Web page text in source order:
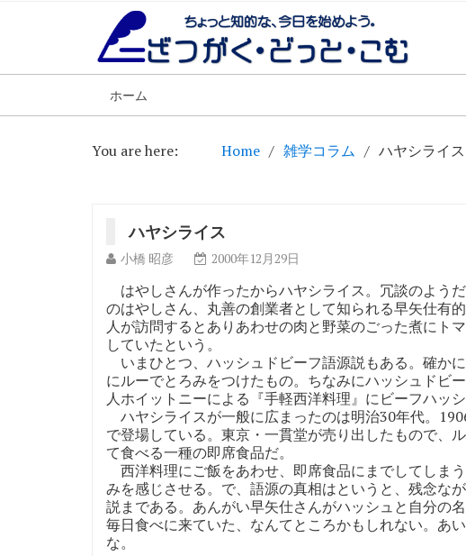
ホーム
You are here: Home 雑学コラム ハヤシライス
ハヤシライス
小橋 昭彦 2000年12月29日
はやしさんが作ったからハヤシライス。冗談のよう
のはやしさん、丸善の創業者として知られる早矢仕有
人が訪問するとありあわせの肉と野菜のごった煮にト
していたという。
いまひとつ、ハッシュドビーフ語源説もある。確か
にルーでとろみをつけたもの。ちなみにハッシュドビ
人ホイットニーによる『手軽西洋料理』にビーフハッ
ハヤシライスが一般に広まったのは明治30年代。
で登場している。東京・一貫堂が売り出したもので、
て食べる一種の即席食品だ。
西洋料理にご飯をあわせ、即席食品にまでしてしま
みを感じさせる。で、語源の真相はというと、残念な
説まである。あんがい早矢仕さんがハッシュと自分の
毎日食べに来ていた、なんてところかもしれない。あ
な。